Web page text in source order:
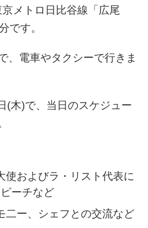
メトロ日比谷線「広尾
です。
、電車やタクシーで行きま
(木)で、当日のスケジュー
使およびラ・リスト代表に
ーチなど
二ー、シェフとの交流など